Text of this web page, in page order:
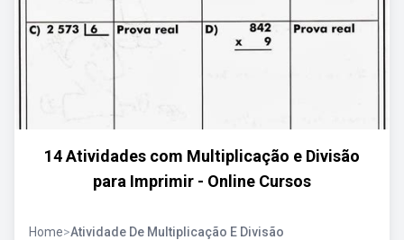
14 Atividades com Multiplicação e Divisão
para Imprimir - Online Cursos
Home>Atividade De Multiplicação E Divisão